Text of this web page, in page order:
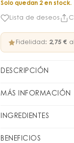
Solo quedan 2 en stock.
Lista de deseos
Fidelidad: 2,75 €
DESCRIPCIÓN
25 veces más
factores de estrés y
piel para devolverle
MÁS INFORMACIÓN
¿Cómo
INGREDIENTES
Aviso: las listas de
BENEFICIOS